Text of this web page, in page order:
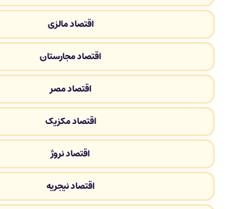
اقتصاد مالزی
اقتصاد مجارستان
اقتصاد مصر
اقتصاد مکزیک
اقتصاد نروژ
اقتصاد نیجریه